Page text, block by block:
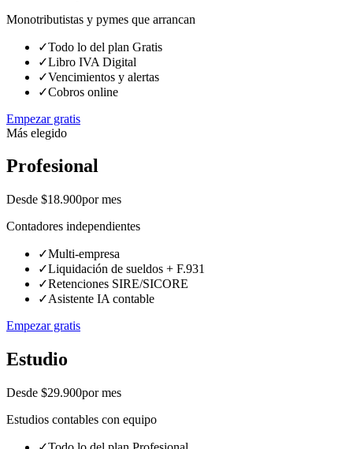
Monotributistas y pymes que arrancan
✓Todo lo del plan Gratis
✓Libro IVA Digital
✓Vencimientos y alertas
✓Cobros online
Empezar gratis
Más elegido
Profesional
Desde $18.900por mes
Contadores independientes
✓Multi-empresa
✓Liquidación de sueldos + F.931
✓Retenciones SIRE/SICORE
✓Asistente IA contable
Empezar gratis
Estudio
Desde $29.900por mes
Estudios contables con equipo